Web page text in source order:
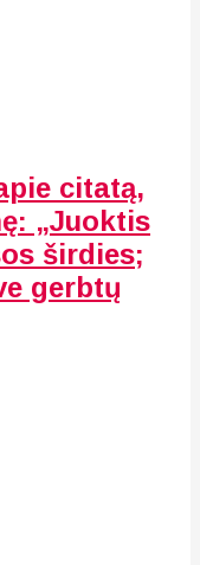
citatą,
„Juoktis
širdies;
gerbtų